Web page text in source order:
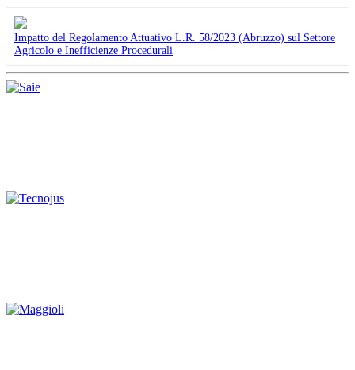
Impatto del Regolamento Attuativo L.R. 58/2023 (Abruzzo) sul Settore
Agricolo e Inefficienze Procedurali